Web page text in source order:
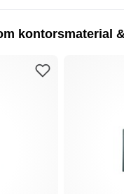
kontorsmaterial